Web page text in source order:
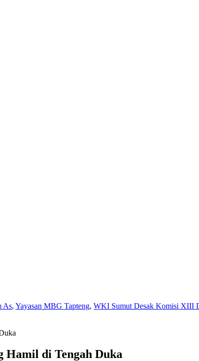
As, Yayasan MBG Tapteng, WKI Sumut Desak Komisi XIII
Hamil di Tengah Duka